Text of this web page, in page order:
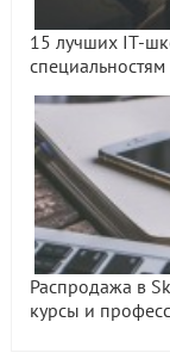
15 лучших IT-
специальностям
Распродажа в
курсы и